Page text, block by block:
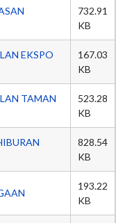
732.91
KB
EKSPO
167.03
KB
TAMAN
523.28
KB
828.54
KB
193.22
KB